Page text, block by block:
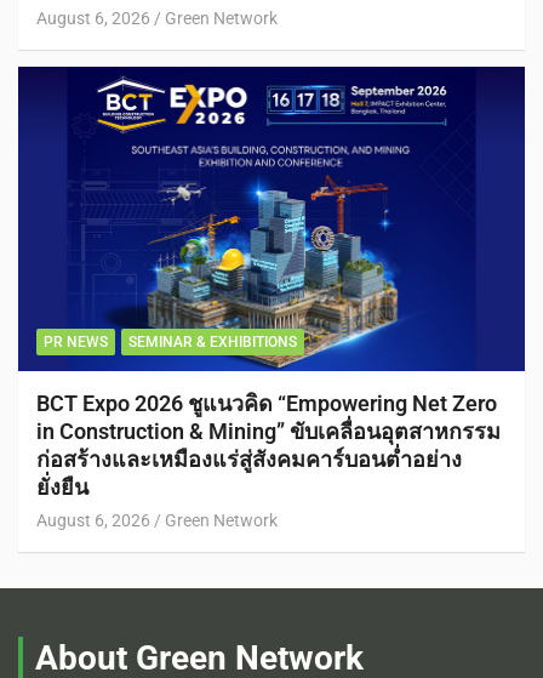
August 6, 2026 Green Network
PR NEWS SEMINAR & EXHIBITIONS
BCT Expo 2026 ชูแนวคิด “Empowering Net Zero
in Construction & Mining” ขับเคลื่อนอุตสาหกรรม
ก่อสร้างและเหมืองแร่สู่สังคมคาร์บอนต่ำอย่าง
ยั่งยืน
August 6, 2026 Green Network
About Green Network